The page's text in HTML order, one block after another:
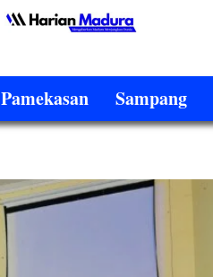
Pamekasan Sampang